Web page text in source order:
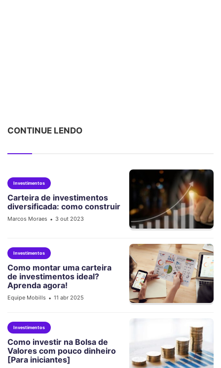
CONTINUE LENDO
Investimentos
Carteira de investimentos
diversificada: como construir
Marcos Moraes • 3 out 2023
Investimentos
Como montar uma carteira
de investimentos ideal?
Aprenda agora!
Equipe Mobills • 11 abr 2025
Investimentos
Como investir na Bolsa de
Valores com pouco dinheiro
[Para iniciantes]